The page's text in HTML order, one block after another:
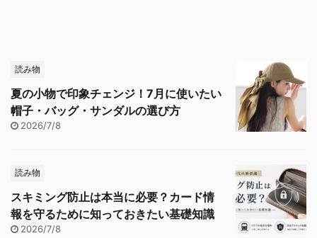
読み物
夏の小物で印象チェンジ！7月に使いたい
帽子・バッグ・サンダルの選び方
2026/7/8
読み物
スキミング防止は本当に必要？カード情
報を守るために知っておきたい基礎知識
2026/7/8